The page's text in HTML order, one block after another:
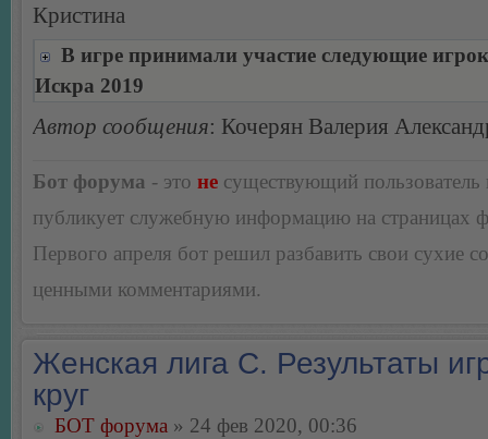
Кристина
В игре принимали участие следующие
Искра 2019
Автор сообщения: Кочерян Валерия
Бот форума - это не существующий пользователь
публикует служебную информацию на страницах
Первого апреля бот решил разбавить свои сухие
ценными комментариями.
Женская лига С. Результаты
круг
БОТ форума » 24 фев 2020, 00:36